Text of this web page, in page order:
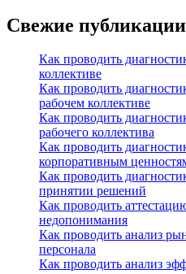
Свежие публикации
Как проводить
коллективе
Как проводить
рабочем коллективе
Как проводить
рабочего коллектива
Как проводить
корпоративным
Как проводить
принятии решений
Как проводить
недопонимания
Как проводить анализ
персонала
Как проводить анализ